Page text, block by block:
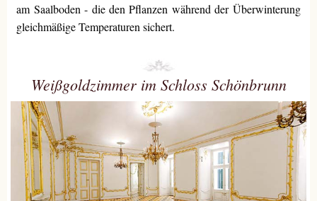
am Saalboden - die den Pflanzen während der Überwinterung
gleichmäßige Temperaturen sichert.
Weißgoldzimmer im Schloss Schönbrunn